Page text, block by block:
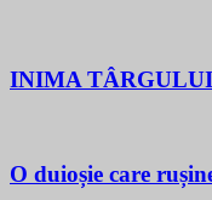
INIMA TÂRGULUI
O duioșie care